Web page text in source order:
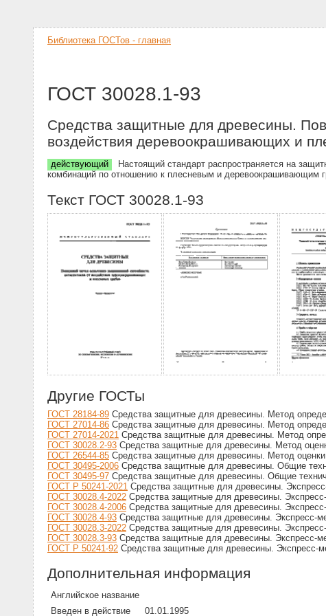
Библиотека ГОСТов - главная
ГОСТ 30028.1-93
Средства защитные для древесины.
воздействия деревоокрашивающих и
действующий
Настоящий стандарт распространяется на
комбинаций по отношению к плесневым и деревоокрашивающим
Текст ГОСТ 30028.1-93
Другие ГОСТы
ГОСТ 28184-89 Средства защитные для древесины. Метод
ГОСТ 27014-86 Средства защитные для древесины. Метод
ГОСТ 27014-2021 Средства защитные для древесины. Метод
ГОСТ 30028.2-93 Средства защитные для древесины. Метод
ГОСТ 26544-85 Средства защитные для древесины. Метод оценки
ГОСТ 30495-2006 Средства защитные для древесины. Общие
ГОСТ 30495-97 Средства защитные для древесины. Общие
ГОСТ Р 50241-2021 Средства защитные для древесины.
ГОСТ 30028.4-2022 Средства защитные для древесины.
ГОСТ 30028.4-2006 Средства защитные для древесины.
ГОСТ 30028.4-93 Средства защитные для древесины. Экспресс-
ГОСТ 30028.3-2022 Средства защитные для древесины.
ГОСТ 30028.3-93 Средства защитные для древесины. Экспресс-
ГОСТ Р 50241-92 Средства защитные для древесины. Экспресс-
Дополнительная информация
Английское название
Введен в действие
01.01.1995